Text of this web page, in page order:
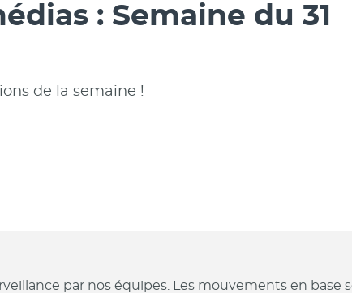
: Semaine du 31
de la semaine !
par nos équipes. Les mouvements en base